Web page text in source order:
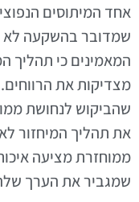
אחד המיתוסים
שמדובר בהשקעה לא
המאמינים כי תהליך
מצדיקות את
שהביקוש לנחושת
את תהליך המיחזור
ממוחזרת מציעה
שמגביר את הערך